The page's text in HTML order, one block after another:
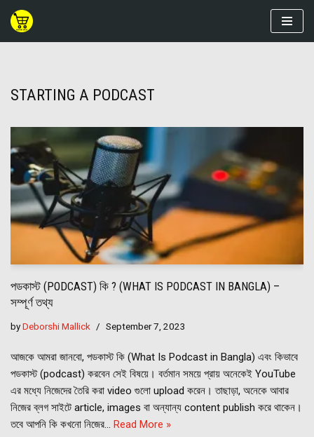
STARTING A PODCAST
পডকাস্ট (PODCAST) কি ? (WHAT IS PODCAST IN BANGLA) –
সম্পূর্ণ তথ্য
byDeborshi Mallick September 7, 2023
আজকে আমরা জানবো, পডকাস্ট কি (What Is Podcast in Bangla) এবং কিভাবে
পডকাস্ট (podcast) করবেন সেই বিষয়ে। বর্তমান সময়ে প্রায় অনেকেই YouTube
এর মধ্যে নিজেদের তৈরি করা video গুলো upload করেন। তাছাড়া, অনেকে আবার
নিজের ব্লগ সাইটে article, images বা অন্যান্য content publish করে থাকেন।
তবে আপনি কি কখনো নিজের… Read More »